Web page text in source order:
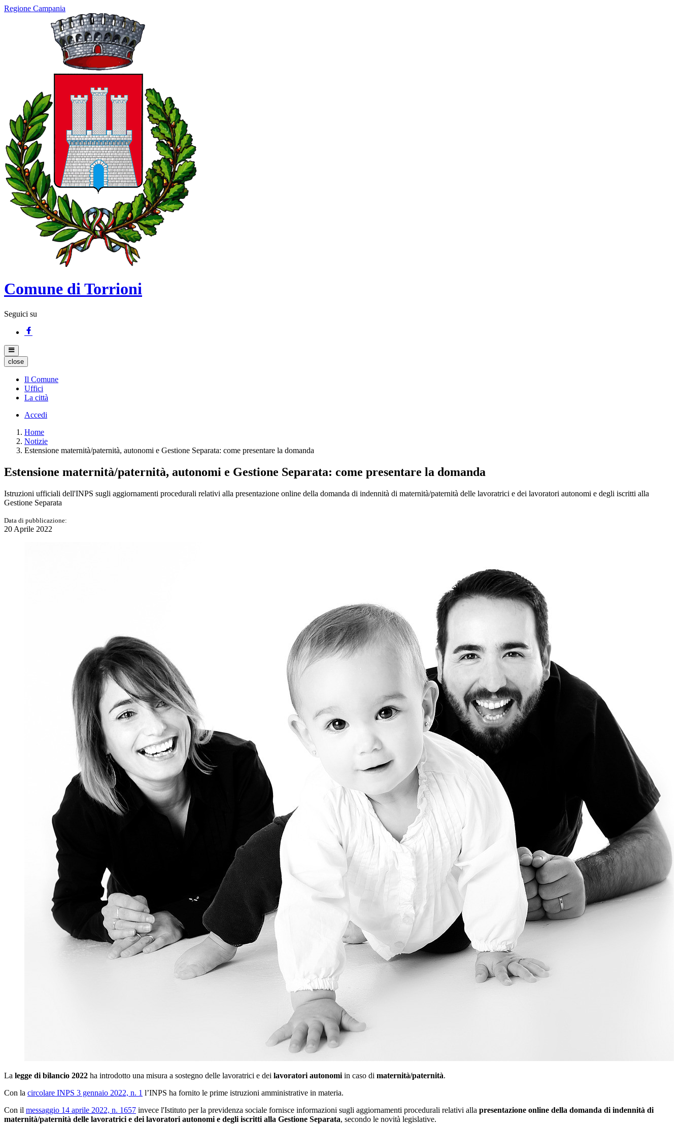
Regione Campania
Comune di Torrioni
Seguici su
close
Il Comune
Uffici
La città
Accedi
Home
Notizie
Estensione maternità/paternità, autonomi e Gestione Separata: come presentare la domanda
Estensione maternità/paternità, autonomi e Gestione Separata: come presentare la domanda
Istruzioni ufficiali dell'INPS sugli aggiornamenti procedurali relativi alla presentazione online della domanda di indennità di maternità/paternità delle lavoratrici e dei lavoratori autonomi e degli iscritti alla
Gestione Separata
Data di pubblicazione:
20 Aprile 2022
La legge di bilancio 2022 ha introdotto una misura a sostegno delle lavoratrici e dei lavoratori autonomi in caso di maternità/paternità.
Con la circolare INPS 3 gennaio 2022, n. 1 l’INPS ha fornito le prime istruzioni amministrative in materia.
Con il messaggio 14 aprile 2022, n. 1657 invece l'Istituto per la previdenza sociale fornisce informazioni sugli aggiornamenti procedurali relativi alla presentazione online della domanda di indennità di
maternità/paternità delle lavoratrici e dei lavoratori autonomi e degli iscritti alla Gestione Separata, secondo le novità legislative.